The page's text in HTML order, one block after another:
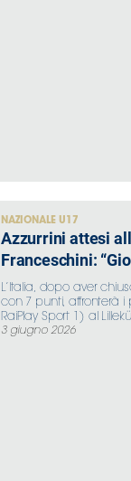
NAZIONALE U17
Azzurrini attesi
Franceschini:
L’Italia, dopo aver
con 7 punti, affronterà
RaiPlay Sport 1) al
3 giugno 2026